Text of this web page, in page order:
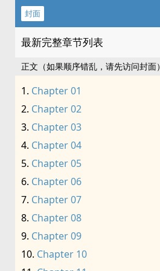
封面
最新完整章节列表
正文（如果顺序错乱，请先访问封面）
Chapter 01
Chapter 02
Chapter 03
Chapter 04
Chapter 05
Chapter 06
Chapter 07
Chapter 08
Chapter 09
Chapter 10